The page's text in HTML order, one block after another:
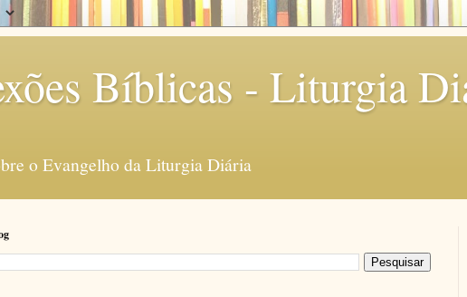
Bíblicas - Liturgia
o Evangelho da Liturgia Diária